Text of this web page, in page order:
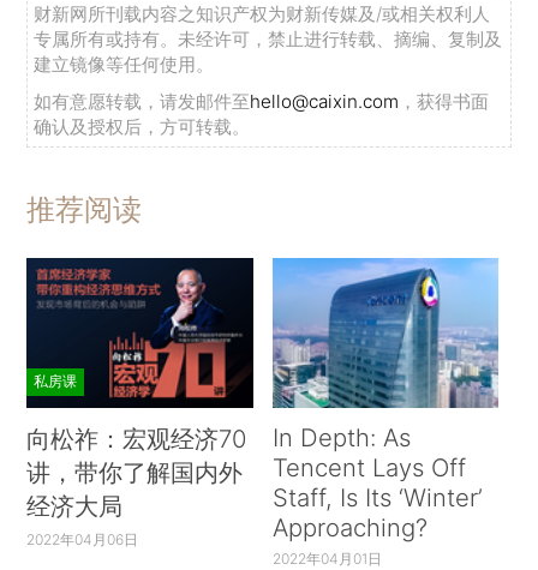
财新网所刊载内容之知识产权为财新传媒及/或相关权利人
专属所有或持有。未经许可，禁止进行转载、摘编、复制及
建立镜像等任何使用。
如有意愿转载，请发邮件至hello@caixin.com ，获得书面
确认及授权后，方可转载。
推荐阅读
私房课
向松祚：宏观经济70
讲，带你了解国内外
经济大局
2022年04月06日
In Depth: As
Tencent Lays Off
Staff, Is Its ‘Winter’
Approaching?
2022年04月01日